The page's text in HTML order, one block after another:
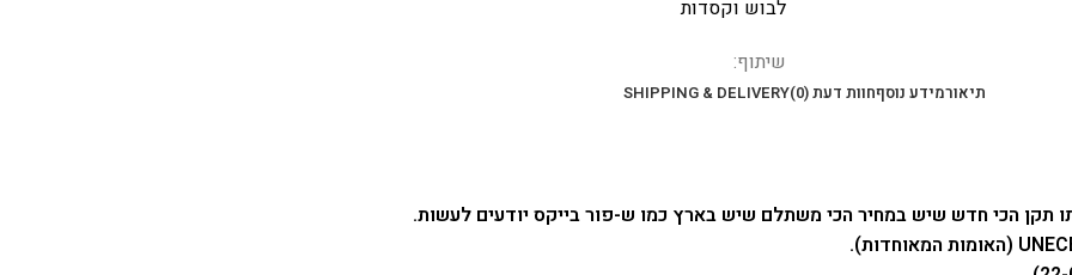
לבוש וקסדות
שיתוף:
תיאורמידע נוסףחוות דעת (0) SHIPPING & DELIVERY
הכי חדש שיש במחיר הכי משתלם שיש בארץ כמו ש-פור בייקס יודעים לעשות.